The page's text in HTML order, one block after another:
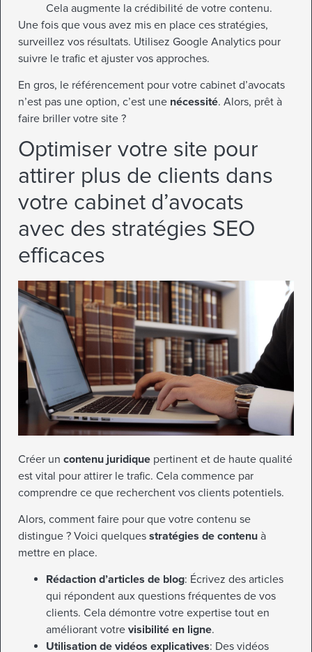
Cela augmente la crédibilité de votre contenu.
Une fois que vous avez mis en place ces stratégies,
surveillez vos résultats. Utilisez Google Analytics pour
suivre le trafic et ajuster vos approches.
En gros, le référencement pour votre cabinet d’avocats
n’est pas une option, c’est une nécessité. Alors, prêt à
faire briller votre site ?
Optimiser votre site pour
attirer plus de clients dans
votre cabinet d’avocats
avec des stratégies SEO
efficaces
Créer un contenu juridique pertinent et de haute qualité
est vital pour attirer le trafic. Cela commence par
comprendre ce que recherchent vos clients potentiels.
Alors, comment faire pour que votre contenu se
distingue ? Voici quelques stratégies de contenu à
mettre en place.
Rédaction d’articles de blog: Écrivez des articles
qui répondent aux questions fréquentes de vos
clients. Cela démontre votre expertise tout en
améliorant votre visibilité en ligne.
Utilisation de vidéos explicatives: Des vidéos